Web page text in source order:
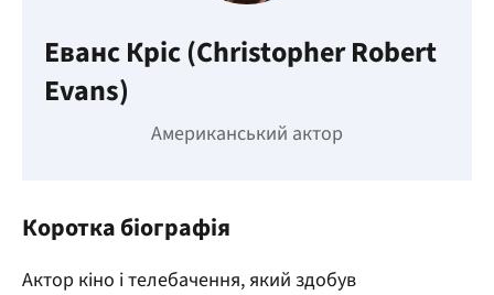
ПолітикаЕванс Кріс (Christopher Robert
Evans)
Американський актор
Коротка біографія
Актор кіно і телебачення, який здобув